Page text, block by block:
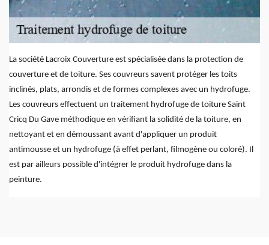
La société Lacroix Couverture est spécialisée dans la protection de
couverture et de toiture. Ses couvreurs savent protéger les toits
inclinés, plats, arrondis et de formes complexes avec un hydrofuge.
Les couvreurs effectuent un traitement hydrofuge de toiture Saint
Cricq Du Gave méthodique en vérifiant la solidité de la toiture, en
nettoyant et en démoussant avant d'appliquer un produit
antimousse et un hydrofuge (à effet perlant, filmogène ou coloré). Il
est par ailleurs possible d'intégrer le produit hydrofuge dans la
peinture.